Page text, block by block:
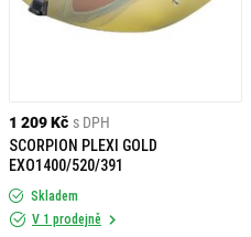
1 209 Kč s DPH
SCORPION PLEXI GOLD
EXO1400/520/391
Skladem
V 1 prodejně